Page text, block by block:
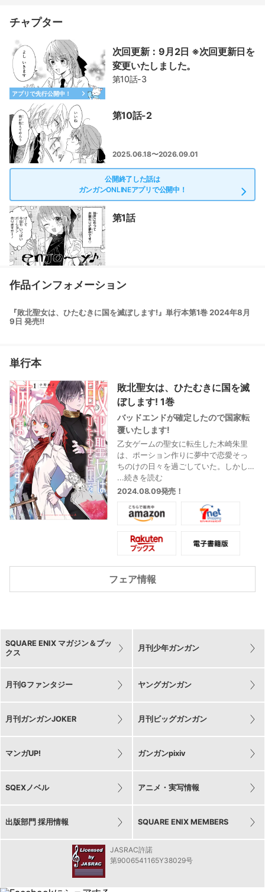
チャプター
アプリで先行公開中！
次回更新：9月2日 ※次回更新日を
変更いたしました。
第10話-3
第10話-2
2025.06.18〜2026.09.01
公開終了した話は
ガンガンONLINEアプリで公開中！
第1話
作品インフォメーション
『敗北聖女は、ひたむきに国を滅ぼします!』単行本第1巻 2024年8月
9日 発売!!
単行本
敗北聖女は、ひたむきに国を滅
ぼします! 1巻
バッドエンドが確定したので国家転
覆いたします!
乙女ゲームの聖女に転生した木崎朱里
は、ポーション作りに夢中で恋愛そっ
ちのけの日々を過ごしていた。しかし
攻略対象だったはずの第一王子と悪役
令嬢にはめられ、その地位からも追放
されてしまう…。めげずに左遷先でもポ
ーション作りに励んでいると、"残虐王
子"とうわさされる第二王子ロイがある
話を持ち掛けてくる。「この国を支配
しよう」その言葉から朱里は次第に国
家滅亡に加担することになり――!?
敗北聖女×残虐王子による国家転覆劇!
開幕!
...続きを読む
2024.08.09発売！
フェア情報
SQUARE ENIX マガジン＆ブッ
クス
月刊少年ガンガン
月刊Gファンタジー ヤングガンガン
月刊ガンガンJOKER 月刊ビッグガンガン
マンガUP! ガンガンpixiv
SQEXノベル アニメ・実写情報
出版部門 採用情報 SQUARE ENIX MEMBERS
JASRAC許諾
第9006541165Y38029号